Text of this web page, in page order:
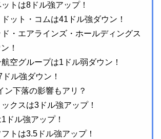
トは8ドル強アップ！
ット・コムは41ドル強ダウン！
・エアラインズ・ホールディングス
！
空グループは1ドル弱ダウン！
ル強ダウン！
下落の影響もアリ？
クスは3ドル強アップ！
ル強アップ！
トは3.5ドル強アップ！